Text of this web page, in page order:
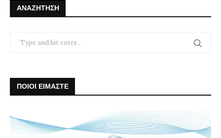
ΑΝΑΖΉΤΗΣΗ
ΠΟΙΟΙ ΕΙΜΑΣΤΕ